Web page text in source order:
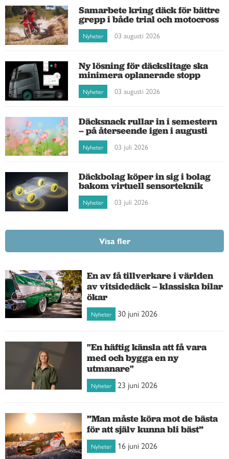
Samarbete kring däck för bättre
grepp i både trial och motocross
Nyheter 03 augusti 2026
Ny lösning för däckslitage ska
minimera oplanerade stopp
Nyheter 03 augusti 2026
Däcksnack rullar in i semestern
– på återseende igen i augusti
Nyheter 03 juli 2026
Däckbolag köper in sig i bolag
bakom virtuell sensorteknik
Nyheter 03 juli 2026
Visa fler
En av få tillverkare i världen
av vitsidedäck – klassiska bilar
ökar
Nyheter 30 juni 2026
"En häftig känsla att få vara
med och bygga en ny
utmanare"
Nyheter 23 juni 2026
”Man måste köra mot de bästa
för att själv kunna bli bäst”
Nyheter 16 juni 2026